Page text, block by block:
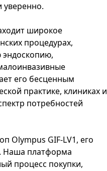
уверенно.
широкое
процедурах,
эндоскопию,
его бесценным
практике, клиниках и
потребностей
Olympus GIF-LV1, его
Наша платформа
процесс покупки,